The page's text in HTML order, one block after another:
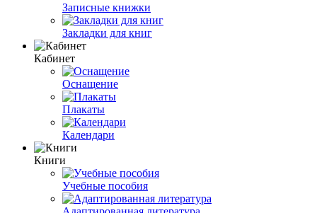
Записные книжки
Закладки для книг
Кабинет
Оснащение
Плакаты
Календари
Книги
Учебные пособия